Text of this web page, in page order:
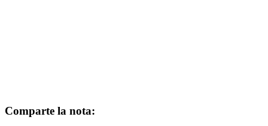
Comparte la nota: